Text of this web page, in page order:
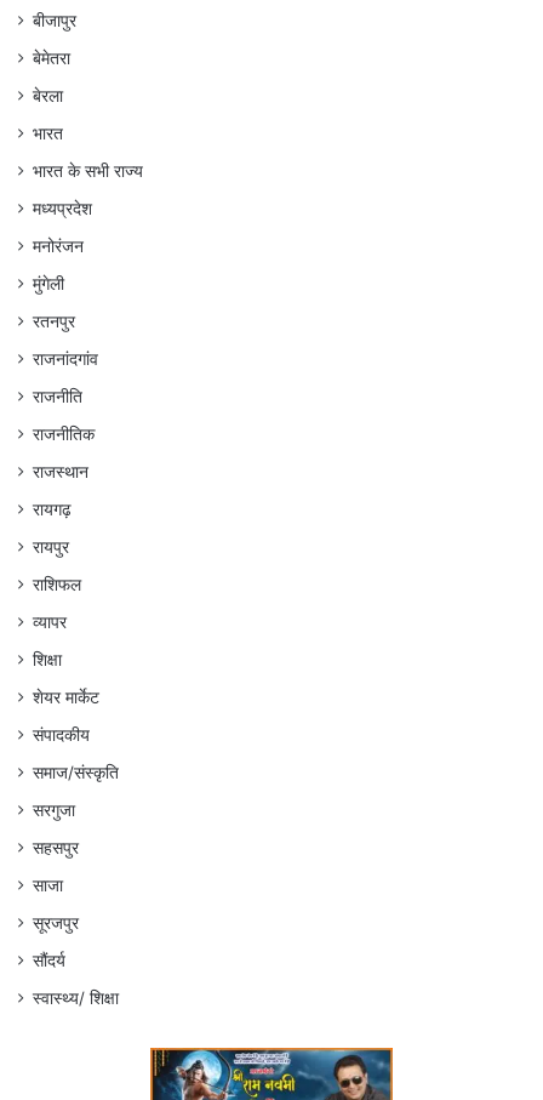
बीजापुर
बेमेतरा
बेरला
भारत
भारत के सभी राज्य
मध्यप्रदेश
मनोरंजन
मुंगेली
रतनपुर
राजनांदगांव
राजनीति
राजनीतिक
राजस्थान
रायगढ़
रायपुर
राशिफल
व्यापर
शिक्षा
शेयर मार्केट
संपादकीय
समाज/संस्कृति
सरगुजा
सहसपुर
साजा
सूरजपुर
सौंदर्य
स्वास्थ्य/ शिक्षा